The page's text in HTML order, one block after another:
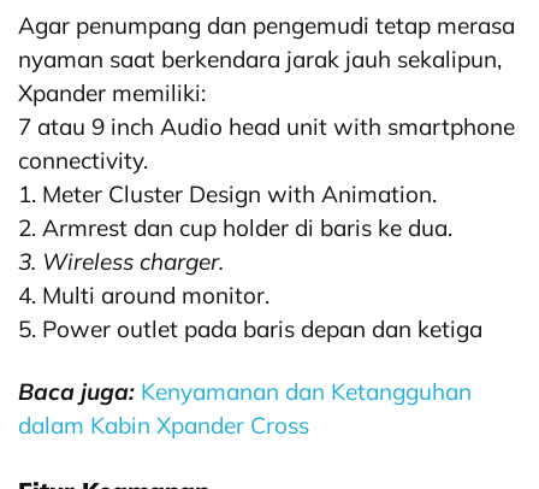
Agar penumpang dan pengemudi tetap merasa
nyaman saat berkendara jarak jauh sekalipun,
Xpander memiliki:
7 atau 9 inch Audio head unit with smartphone
connectivity.
1. Meter Cluster Design with Animation.
2. Armrest dan cup holder di baris ke dua.
3. Wireless charger.
4. Multi around monitor.
5. Power outlet pada baris depan dan ketiga
Baca juga: Kenyamanan dan Ketangguhan
dalam Kabin Xpander Cross